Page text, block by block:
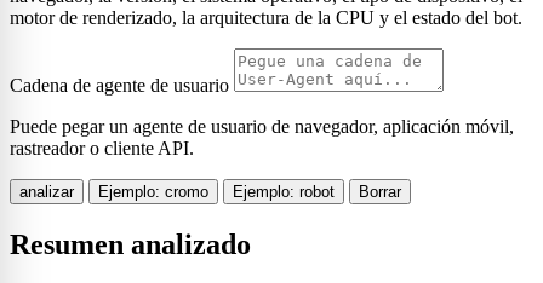
motor de renderizado, la arquitectura de la CPU y el estado del bot.
Cadena de agente de usuario
Puede pegar un agente de usuario de navegador, aplicación móvil,
rastreador o cliente API.
analizar Ejemplo: cromo Ejemplo: robot Borrar
Resumen analizado